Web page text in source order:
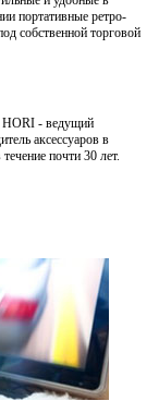
портативные ретро-
собственной торговой
HORI - ведущий
аксессуаров в
почти 30 лет.